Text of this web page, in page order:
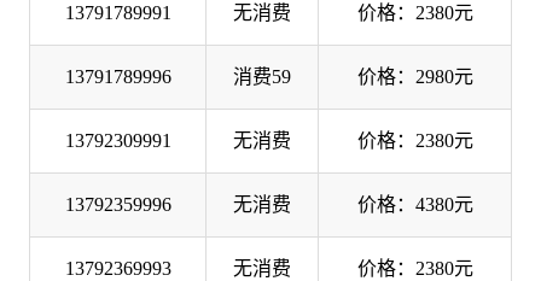
13791789991 无消费 价格：2380元
13791789996 消费59 价格：2980元
13792309991 无消费 价格：2380元
13792359996 无消费 价格：4380元
13792369993 无消费 价格：2380元